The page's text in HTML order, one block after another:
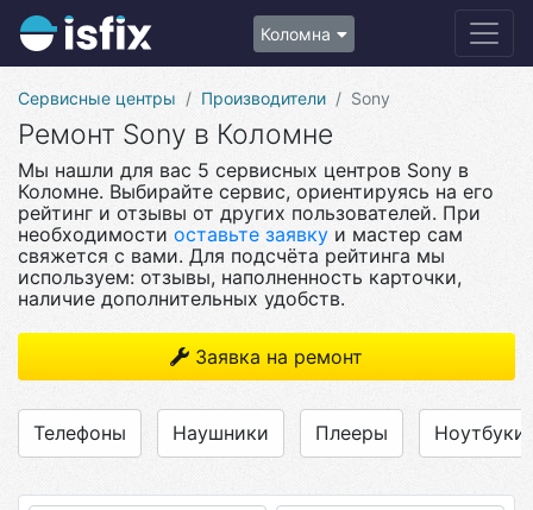
Коломна
Сервисные центры Производители Sony
Ремонт Sony в Коломне
Мы нашли для вас 5 сервисных центров Sony в
Коломне. Выбирайте сервис, ориентируясь на его
рейтинг и отзывы от других пользователей. При
необходимости оставьте заявку и мастер сам
свяжется с вами. Для подсчёта рейтинга мы
используем: отзывы, наполненность карточки,
наличие дополнительных удобств.
Заявка на ремонт
Телефоны Наушники Плееры Ноутбуки